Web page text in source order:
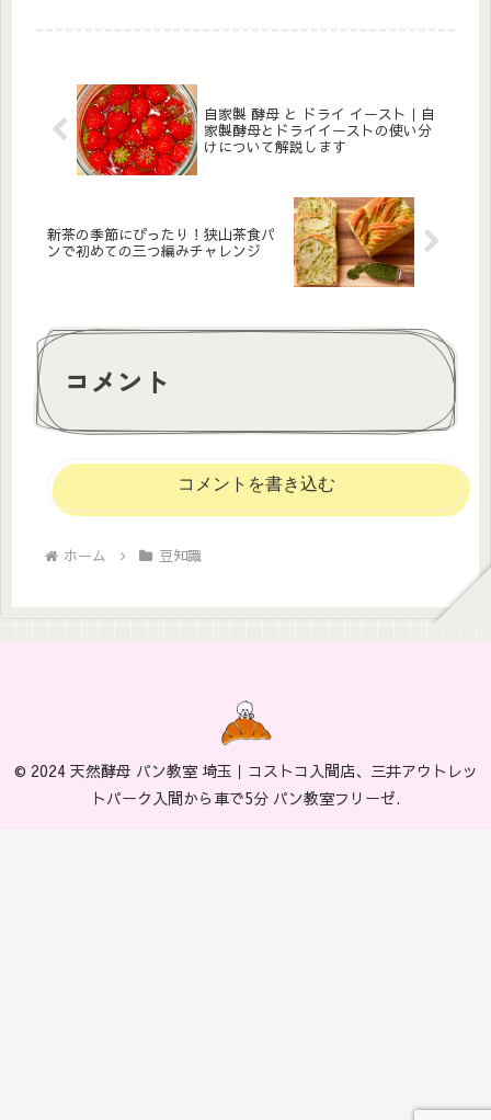
自家製 酵母 と ドライ イースト｜自
家製酵母とドライイーストの使い分
けについて解説します
新茶の季節にぴったり！狭山茶食パ
ンで初めての三つ編みチャレンジ
コメント
コメントを書き込む
ホーム 豆知識
© 2024 天然酵母 パン教室 埼玉｜コストコ入間店、三井アウトレッ
トパーク入間から車で5分 パン教室フリーゼ.